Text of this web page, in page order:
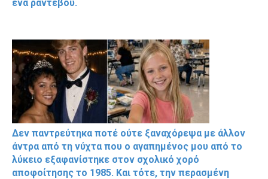
ένα ραντεβού.
Δεν παντρεύτηκα ποτέ ούτε ξαναχόρεψα με άλλον
άντρα από τη νύχτα που ο αγαπημένος μου από το
λύκειο εξαφανίστηκε στον σχολικό χορό
αποφοίτησης το 1985. Και τότε, την περασμένη